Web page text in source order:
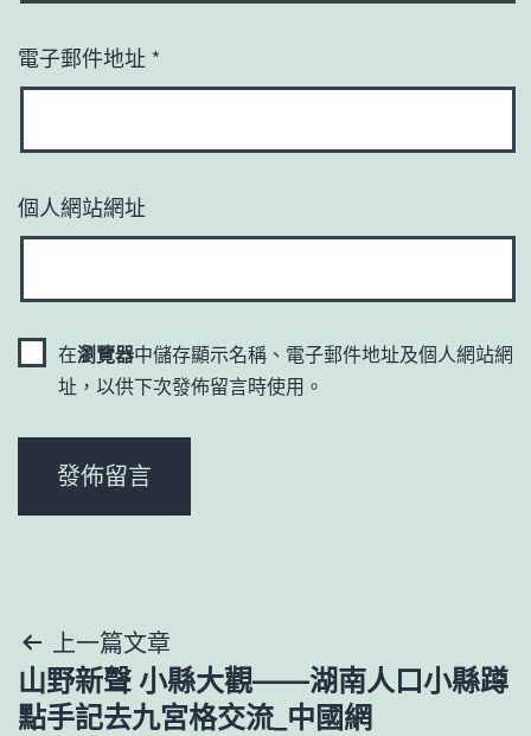
電子郵件地址 *
個人網站網址
在瀏覽器中儲存顯示名稱、電子郵件地址及個人網站網
址，以供下次發佈留言時使用。
文
章
上一篇文章
山野新聲 小縣大觀——湖南人口小縣蹲
點手記去九宮格交流_中國網